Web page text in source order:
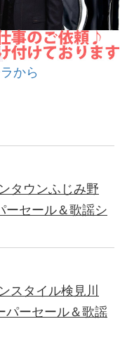
から
タウンふじみ野
ーセール＆歌謡シ
スタイル検見川
パーセール＆歌謡